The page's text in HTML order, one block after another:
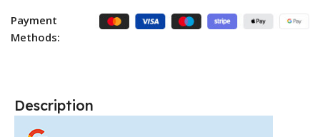
Payment
Methods:
Description